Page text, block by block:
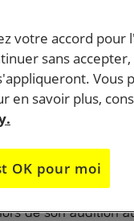
de son audition
votre accord
sans accepter,
Vous
savoir plus,
OK pour moi